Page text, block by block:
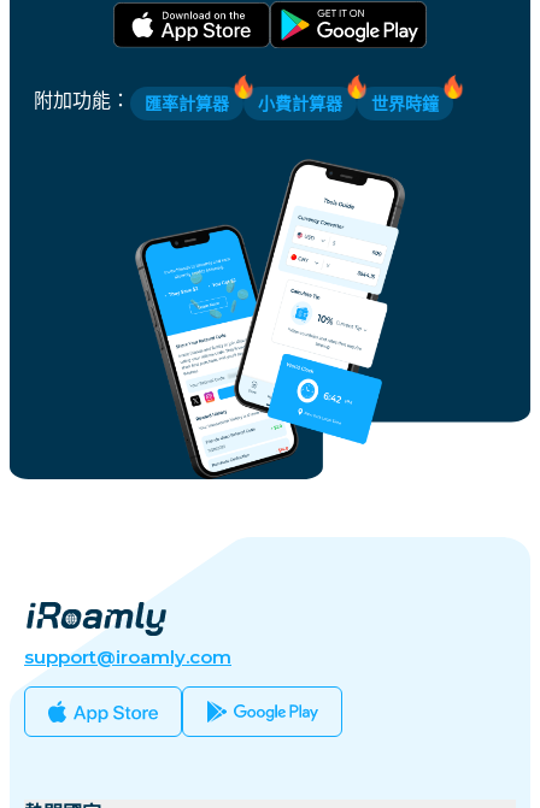
附加功能 ： 匯率計算器 小費計算器 世界時鐘
support@iroamly.com